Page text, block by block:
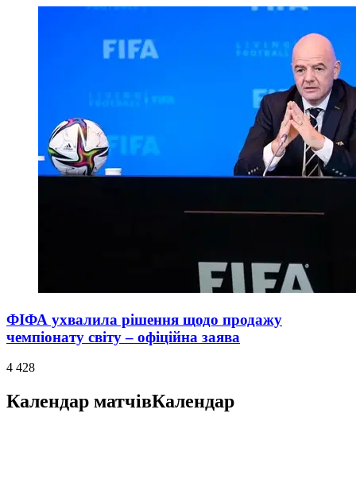
ФІФА ухвалила рішення щодо продажу
чемпіонату світу – офіційна заява
4 428
Календар матчівКалендар